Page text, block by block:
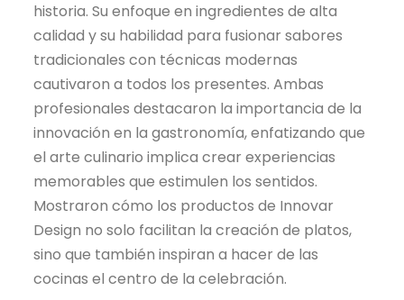
historia. Su enfoque en ingredientes de alta
calidad y su habilidad para fusionar sabores
tradicionales con técnicas modernas
cautivaron a todos los presentes. Ambas
profesionales destacaron la importancia de la
innovación en la gastronomía, enfatizando que
el arte culinario implica crear experiencias
memorables que estimulen los sentidos.
Mostraron cómo los productos de Innovar
Design no solo facilitan la creación de platos,
sino que también inspiran a hacer de las
cocinas el centro de la celebración.